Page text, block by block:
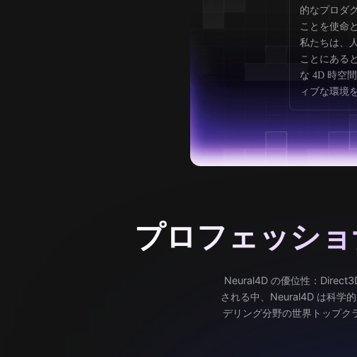
的なプロダ
ことを使命
私たちは、
ことにある
な 4D 時空
ィブな環境
プロフェッシ
Neural4D の優位性：
される中、Neural4D は科学
デリング分野の世界トップク